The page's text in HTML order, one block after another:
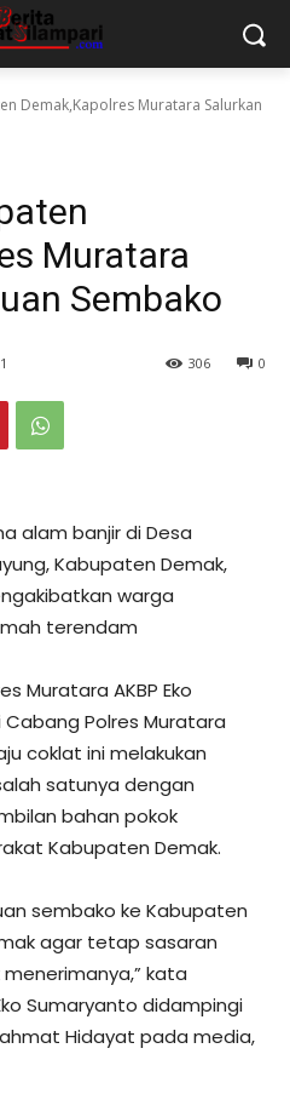
Demak,Kapolres Muratara Salurkan
Muratara
Sembako
0
306
alam banjir di Desa
Kabupaten Demak,
warga
terendam
Muratara AKBP Eko
Polres Muratara
coklat ini melakukan
satunya dengan
bahan pokok
Kabupaten Demak.
sembako ke Kabupaten
agar tetap sasaran
kata
Sumaryanto didampingi
Hidayat pada media,